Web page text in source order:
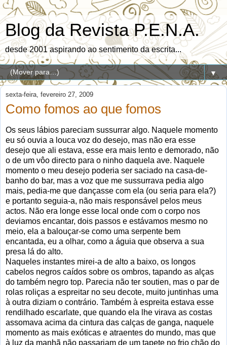
Blog da Revista P.E.N.A.
desde 2001 aspirando ao sentimento da escrita...
▼
sexta-feira, fevereiro 27, 2009
Como fomos ao que fomos
Os seus lábios pareciam sussurrar algo. Naquele momento
eu só ouvia a louca voz do desejo, mas não era esse
desejo que ali estava, esse era mais lento e demorado, não
o de um vôo directo para o ninho daquela ave. Naquele
momento o meu desejo poderia ser saciado na casa-de-
banho do bar, mas a voz que me sussurrava pedia algo
mais, pedia-me que dançasse com ela (ou seria para ela?)
e portanto seguia-a, não mais responsável pelos meus
actos. Não era longe esse local onde com o corpo nos
deviamos encantar, dois passos e estávamos mesmo no
meio, ela a balouçar-se como uma serpente bem
encantada, eu a olhar, como a águia que observa a sua
presa lá do alto.
Naqueles instantes mirei-a de alto a baixo, os longos
cabelos negros caídos sobre os ombros, tapando as alças
do também negro top. Parecia não ter soutien, mas o par de
rolas roliças a espreitar no seu decote, muito juntinhas uma
à outra diziam o contrário. Também à espreita estava esse
rendilhado escarlate, que quando ela lhe virava as costas
assomava acima da cintura das calças de ganga, naquele
momento as mais exóticas e atraentes do mundo, mas que
à luz da manhã não passariam de um tapete no frio chão do